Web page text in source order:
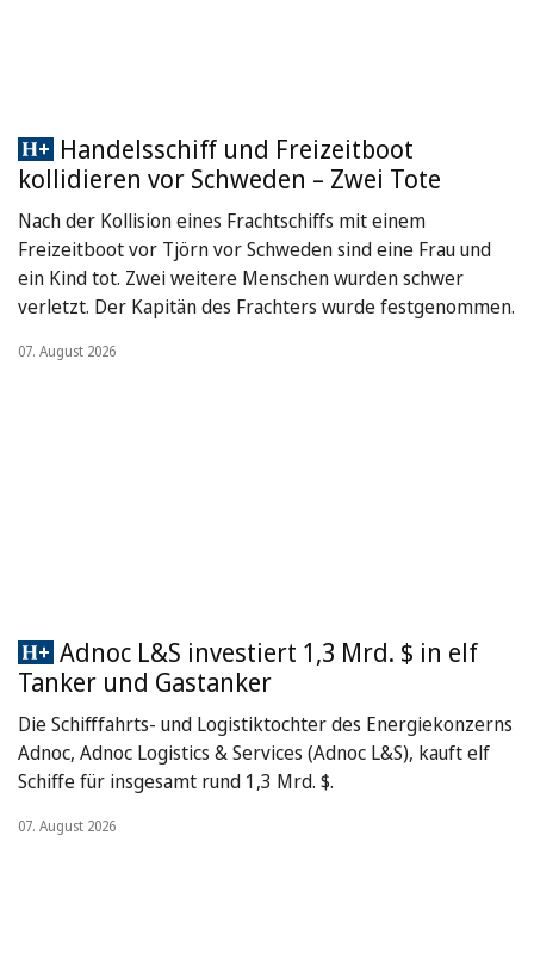
Handelsschiff und Freizeitboot
kollidieren vor Schweden – Zwei Tote
Nach der Kollision eines Frachtschiffs mit einem
Freizeitboot vor Tjörn vor Schweden sind eine Frau und
ein Kind tot. Zwei weitere Menschen wurden schwer
verletzt. Der Kapitän des Frachters wurde festgenommen.
07. August 2026
Adnoc L&S investiert 1,3 Mrd. $ in elf
Tanker und Gastanker
Die Schifffahrts- und Logistiktochter des Energiekonzerns
Adnoc, Adnoc Logistics & Services (Adnoc L&S), kauft elf
Schiffe für insgesamt rund 1,3 Mrd. $.
07. August 2026